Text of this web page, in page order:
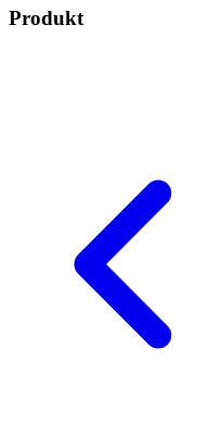
Produkt